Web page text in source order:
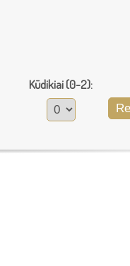
Kūdikiai (0-2):